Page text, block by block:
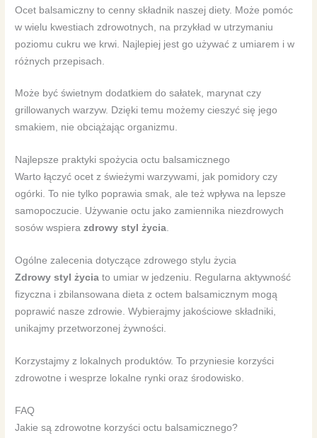
Ocet balsamiczny to cenny składnik naszej diety. Może pomóc
w wielu kwestiach zdrowotnych, na przykład w utrzymaniu
poziomu cukru we krwi. Najlepiej jest go używać z umiarem i w
różnych przepisach.
Może być świetnym dodatkiem do sałatek, marynat czy
grillowanych warzyw. Dzięki temu możemy cieszyć się jego
smakiem, nie obciążając organizmu.
Najlepsze praktyki spożycia octu balsamicznego
Warto łączyć ocet z świeżymi warzywami, jak pomidory czy
ogórki. To nie tylko poprawia smak, ale też wpływa na lepsze
samopoczucie. Używanie octu jako zamiennika niezdrowych
sosów wspierazdrowy styl życia.
Ogólne zalecenia dotyczące zdrowego stylu życia
Zdrowy styl życia to umiar w jedzeniu. Regularna aktywność
fizyczna i zbilansowana dieta z octem balsamicznym mogą
poprawić nasze zdrowie. Wybierajmy jakościowe składniki,
unikajmy przetworzonej żywności.
Korzystajmy z lokalnych produktów. To przyniesie korzyści
zdrowotne i wesprze lokalne rynki oraz środowisko.
FAQ
Jakie są zdrowotne korzyści octu balsamicznego?